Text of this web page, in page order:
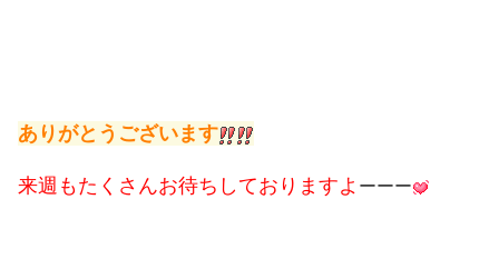
ありがとうございます
来週もたくさんお待ちしておりますよ ーーー